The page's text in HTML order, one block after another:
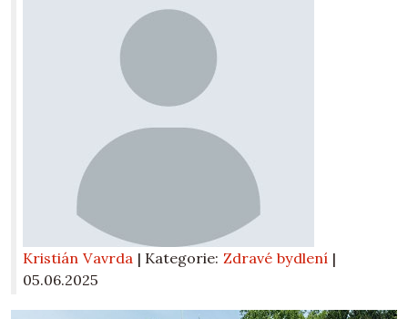
Kristián Vavrda | Kategorie:Zdravé bydlení |
05.06.2025